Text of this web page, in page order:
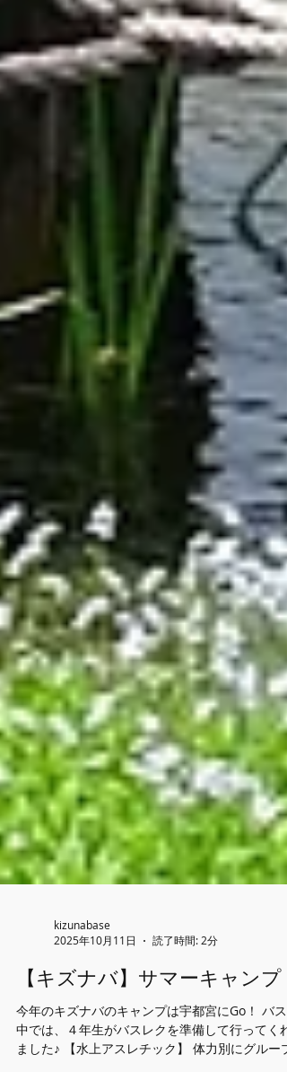
kizunabase
2025年10月11日
読了時間: 2分